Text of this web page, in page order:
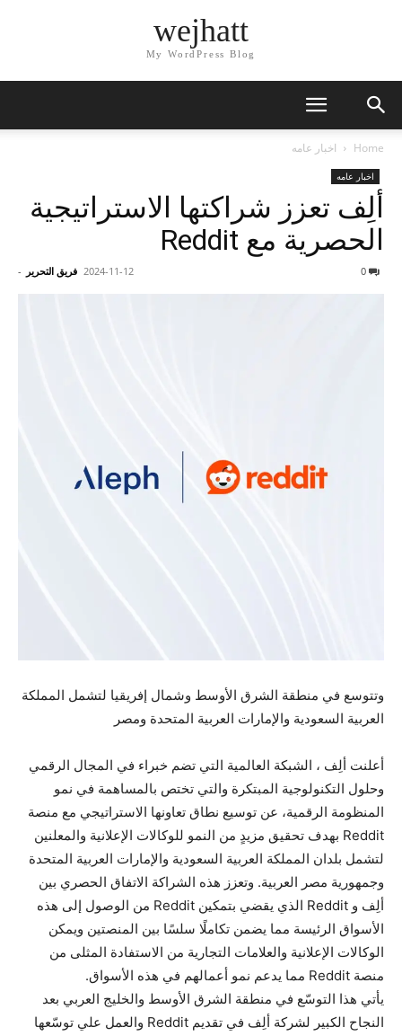
wejhatt
My WordPress Blog
Home اخبار عامه
اخبار عامه
ألِف تعزز شراكتها الاستراتيجية
الحصرية مع Reddit
فريق التحرير - 2024-11-12
وتتوسع في منطقة الشرق الأوسط وشمال إفريقيا لتشمل المملكة
العربية السعودية والإمارات العربية المتحدة ومصر
أعلنت ألِف ، الشبكة العالمية التي تضم خبراء في المجال الرقمي
وحلول التكنولوجية المبتكرة والتي تختص بالمساهمة في نمو
المنظومة الرقمية، عن توسيع نطاق تعاونها الاستراتيجي مع منصة
Reddit بهدف تحقيق مزيدٍ من النمو للوكالات الإعلانية والمعلنين
لتشمل بلدان المملكة العربية السعودية والإمارات العربية المتحدة
وجمهورية مصر العربية. وتعزز هذه الشراكة الاتفاق الحصري بين
ألِف و Reddit الذي يقضي بتمكين Reddit من الوصول إلى هذه
الأسواق الرئيسة مما يضمن تكاملًا سلسًا بين المنصتين ويمكن
الوكالات الإعلانية والعلامات التجارية من الاستفادة المثلى من
منصة Reddit مما يدعم نمو أعمالهم في هذه الأسواق.
يأتي هذا التوسّع في منطقة الشرق الأوسط والخليج العربي بعد
النجاح الكبير لشركة ألِف في تقديم Reddit والعمل علي توسّعها